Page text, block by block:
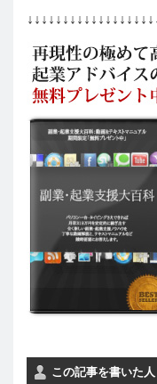
この記事を書いた人